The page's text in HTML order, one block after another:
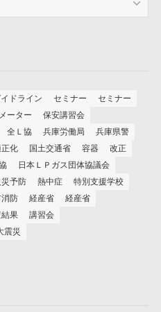
ドライン セミナー
セミナー
ーター
保安講習会
全Ｌ協 兵庫労働局
兵庫県警
化 国土交通省 容器
改正
日本ＬＰガス団体協議会
災予防 熱中症
特別支援学校
防 経産省
経産省
果
講習会
震災